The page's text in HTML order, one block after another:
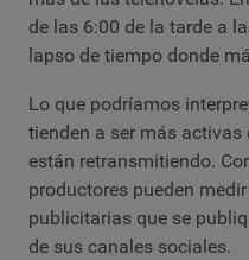
de las 6:00 de la tarde a
lapso de tiempo donde
Lo que podríamos
tienden a ser más
están retransmitiendo.
productores pueden
publicitarias que se
de sus canales sociales.